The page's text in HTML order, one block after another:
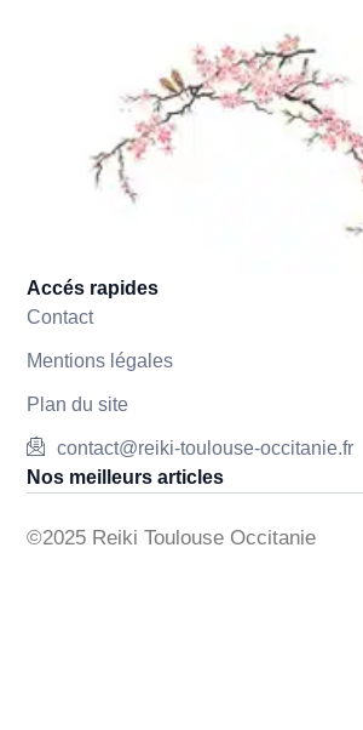
Accés rapides
Contact
Mentions légales
Plan du site
contact@reiki-toulouse-occitanie.fr
Nos meilleurs articles
©2025 Reiki Toulouse Occitanie